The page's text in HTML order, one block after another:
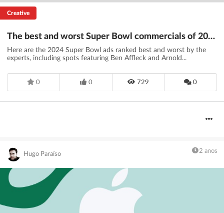
Creative
The best and worst Super Bowl commercials of 2024: Watch this year's outlier ads
Here are the 2024 Super Bowl ads ranked best and worst by the
experts, including spots featuring Ben Affleck and Arnold...
0 0 729 0
Hugo Paraíso 2 anos